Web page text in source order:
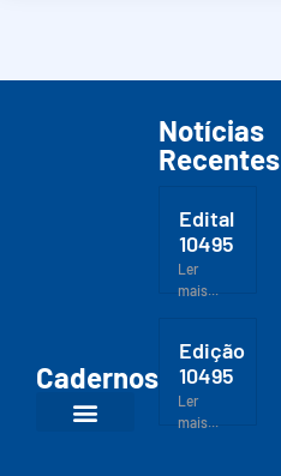
Cadernos
Notícias
Recentes
Edital
10495
Ler
mais...
Edição
10495
Ler
mais...